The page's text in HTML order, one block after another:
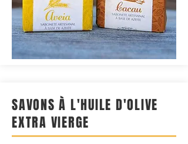
SAVONS À L'HUILE D'OLIVE
EXTRA VIERGE